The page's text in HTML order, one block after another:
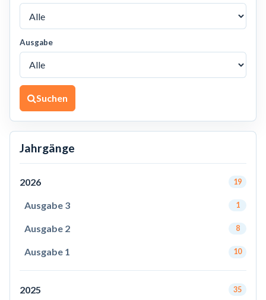
Ausgabe
Suchen
Jahrgänge
2026 19
Ausgabe 3 1
Ausgabe 2 8
Ausgabe 1 10
2025 35